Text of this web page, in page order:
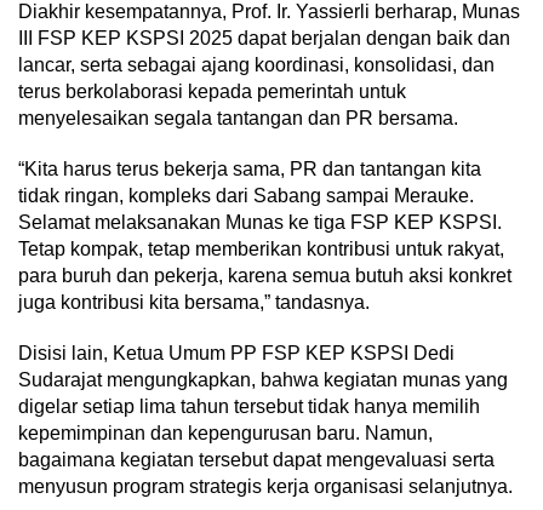
Diakhir kesempatannya, Prof. Ir. Yassierli berharap, Munas
III FSP KEP KSPSI 2025 dapat berjalan dengan baik dan
lancar, serta sebagai ajang koordinasi, konsolidasi, dan
terus berkolaborasi kepada pemerintah untuk
menyelesaikan segala tantangan dan PR bersama.
“Kita harus terus bekerja sama, PR dan tantangan kita
tidak ringan, kompleks dari Sabang sampai Merauke.
Selamat melaksanakan Munas ke tiga FSP KEP KSPSI.
Tetap kompak, tetap memberikan kontribusi untuk rakyat,
para buruh dan pekerja, karena semua butuh aksi konkret
juga kontribusi kita bersama,” tandasnya.
Disisi lain, Ketua Umum PP FSP KEP KSPSI Dedi
Sudarajat mengungkapkan, bahwa kegiatan munas yang
digelar setiap lima tahun tersebut tidak hanya memilih
kepemimpinan dan kepengurusan baru. Namun,
bagaimana kegiatan tersebut dapat mengevaluasi serta
menyusun program strategis kerja organisasi selanjutnya.